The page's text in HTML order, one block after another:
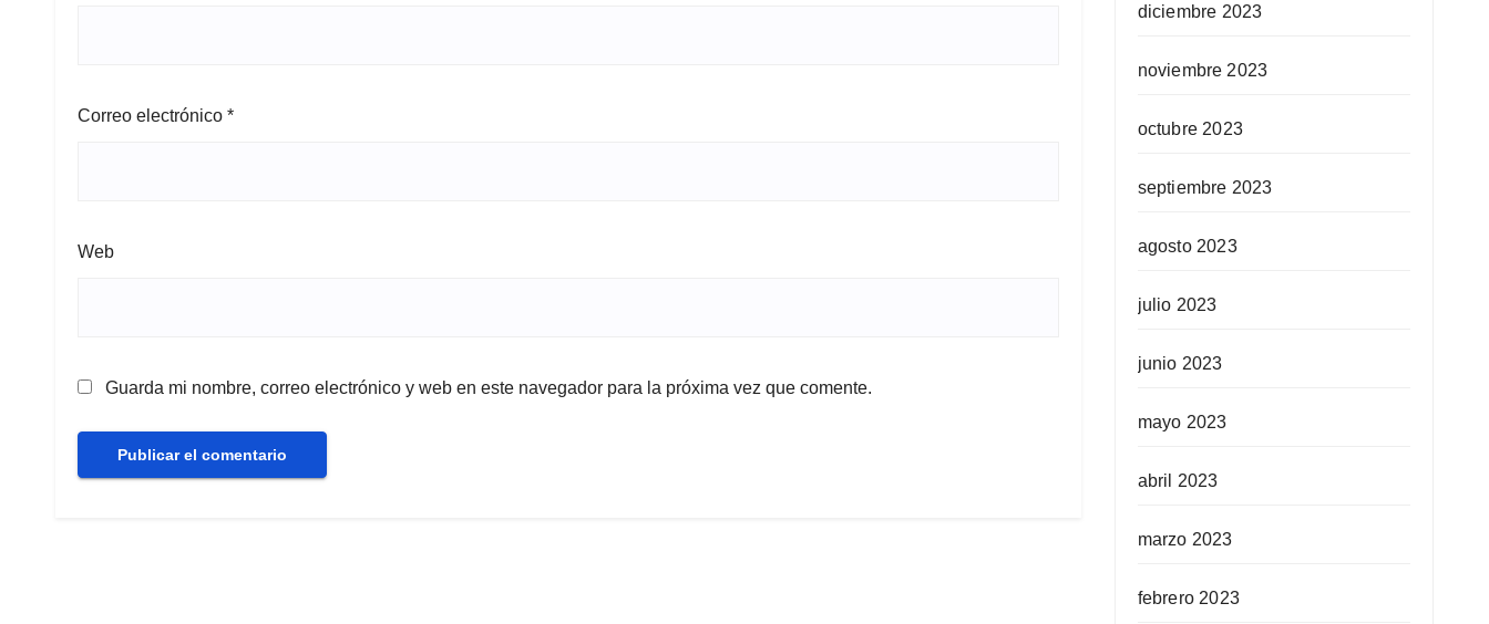
Correo electrónico *
Web
Guarda mi nombre, correo electrónico y web en este navegador para la próxima vez que comente.
diciembre 2023
noviembre 2023
octubre 2023
septiembre 2023
agosto 2023
julio 2023
junio 2023
mayo 2023
abril 2023
marzo 2023
febrero 2023